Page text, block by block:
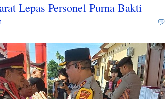
Lepas Personel Purna Bakti